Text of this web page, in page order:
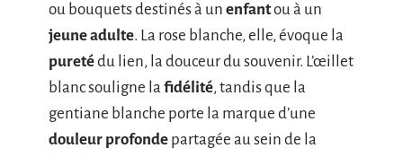
ou bouquets destinés à un enfantou à un
jeune adulte. La rose blanche, elle, évoque la
puretédu lien, la douceur du souvenir. L’œillet
blanc souligne la fidélité, tandis que la
gentiane blanche porte la marque d’une
douleur profonde partagée au sein de la